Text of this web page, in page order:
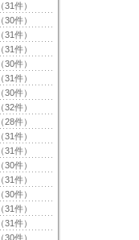
（31件）
（30件）
（31件）
（31件）
（30件）
（31件）
（30件）
（32件）
（28件）
（31件）
（31件）
（30件）
（31件）
（30件）
（31件）
（31件）
（30件）